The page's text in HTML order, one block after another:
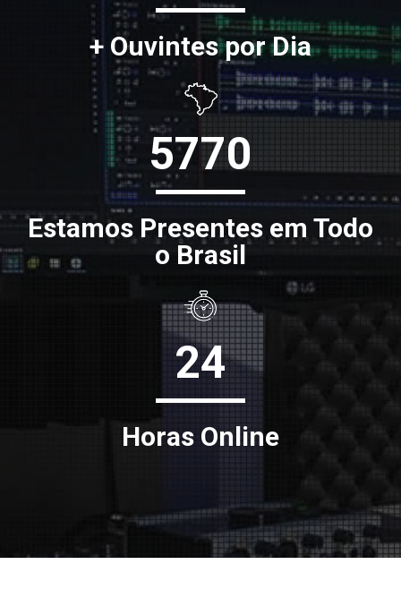
+ Ouvintes por Dia
5770
Estamos Presentes em Todo
o Brasil
24
Horas Online